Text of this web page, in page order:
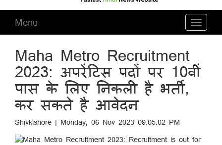
Toggle
Menu
Maha Metro Recruitment
2023: अपरेंटिस पदों पर 10वीं
पास के लिए निकली है भर्ती,
कर सकते है आवेदन
Shivkishore | Monday, 06 Nov 2023 09:05:02 PM